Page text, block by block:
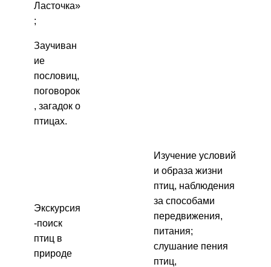
Ласточка»
;
Заучиван
ие
пословиц,
поговорок
, загадок о
птицах.
Экскурсия
-поиск
птиц в
природе
Изучение условий
и образа жизни
птиц, наблюдения
за способами
передвижения,
питания;
слушание пения
птиц,